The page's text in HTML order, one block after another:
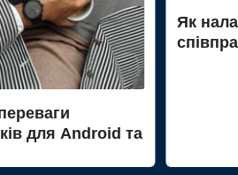
для Android та
Як